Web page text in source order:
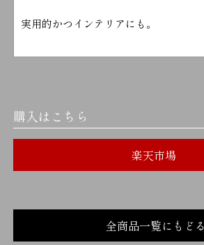
実用的かつインテリアにも。
購入はこちら
楽天市場
全商品一覧にもどる